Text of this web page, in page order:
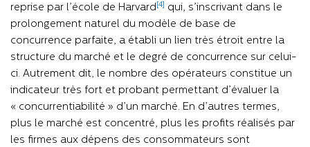
reprise par l’école de Harvard [4]
qui, s’inscrivant dans le
prolongement naturel du modèle de base de
concurrence parfaite, a établi un lien très étroit entre la
structure du marché et le degré de concurrence sur celui-
ci. Autrement dit, le nombre des opérateurs constitue un
indicateur très fort et probant permettant d’évaluer la
« concurrentiabilité » d’un marché. En d’autres termes,
plus le marché est concentré, plus les profits réalisés par
les firmes aux dépens des consommateurs sont